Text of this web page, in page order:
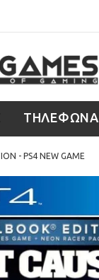
ΤΗΛΕΦΩΝΑ
- PS4 NEW GAME